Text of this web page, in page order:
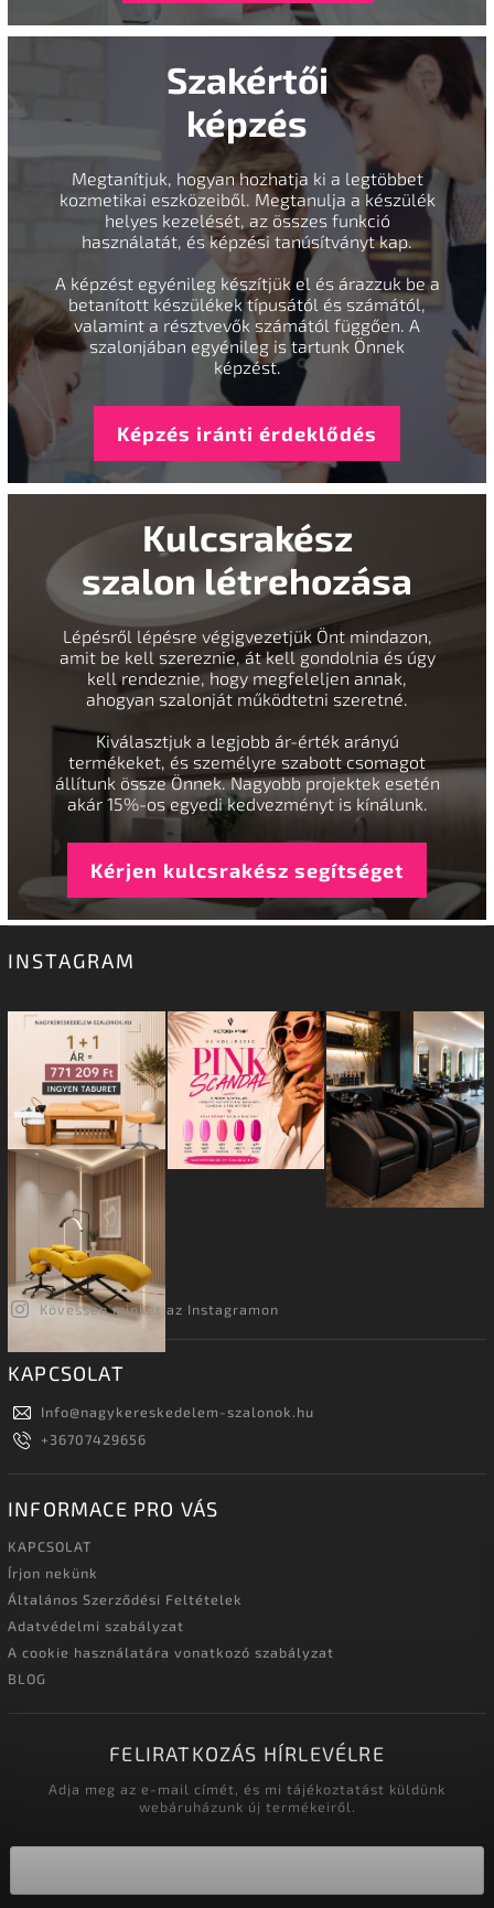
Szakértői
képzés
Megtanítjuk, hogyan hozhatja ki a legtöbbet
kozmetikai eszközeiből. Megtanulja a készülék
helyes kezelését, az összes funkció
használatát, és képzési tanúsítványt kap.
A képzést egyénileg készítjük el és árazzuk be a
betanított készülékek típusától és számától,
valamint a résztvevők számától függően. A
szalonjában egyénileg is tartunk Önnek
képzést.
Képzés iránti érdeklődés
Kulcsrakész
szalon létrehozása
Lépésről lépésre végigvezetjük Önt mindazon,
amit be kell szereznie, át kell gondolnia és úgy
kell rendeznie, hogy megfeleljen annak,
ahogyan szalonját működtetni szeretné.
Kiválasztjuk a legjobb ár-érték arányú
termékeket, és személyre szabott csomagot
állítunk össze Önnek. Nagyobb projektek esetén
akár 15%-os egyedi kedvezményt is kínálunk.
Kérjen kulcsrakész segítséget
INSTAGRAM
Kövessen minket az Instagramon
KAPCSOLAT
Info@nagykereskedelem-szalonok.hu
+36707429656
INFORMACE PRO VÁS
KAPCSOLAT
Írjon nekünk
Általános Szerződési Feltételek
Adatvédelmi szabályzat
A cookie használatára vonatkozó szabályzat
BLOG
FELIRATKOZÁS HÍRLEVÉLRE
Adja meg az e-mail címét, és mi tájékoztatást küldünk
webáruházunk új termékeiről.